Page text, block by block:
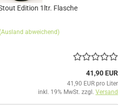
Edition 1ltr. Flasche
abweichend)
41,90 EUR
41,90 EUR pro Liter
inkl. 19% MwSt. zzgl. Versand